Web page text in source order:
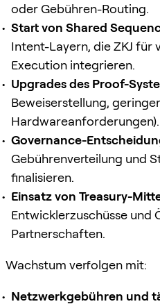
oder Gebühren-Routing.
Start von Shared
Intent-Layern, die ZKJ für
Execution integrieren.
Upgrades des Proof-
Beweiserstellung,
Hardwareanforderungen).
Governance-
Gebührenverteilung und
finalisieren.
Einsatz von Treasury-
Entwicklerzuschüsse und
Partnerschaften.
Wachstum verfolgen mit:
Netzwerkgebühren und